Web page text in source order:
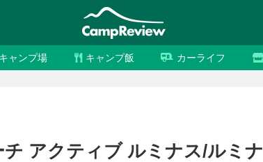
キャンプ場 キャンプ飯 カーライフ
アクティブ ルミナス/ルミナ